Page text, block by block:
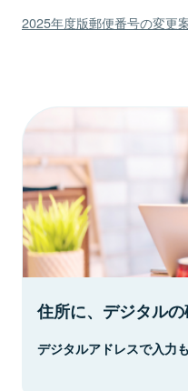
2025年度版郵便番号の変更
住所に、デジタルの
デジタルアドレスで入力